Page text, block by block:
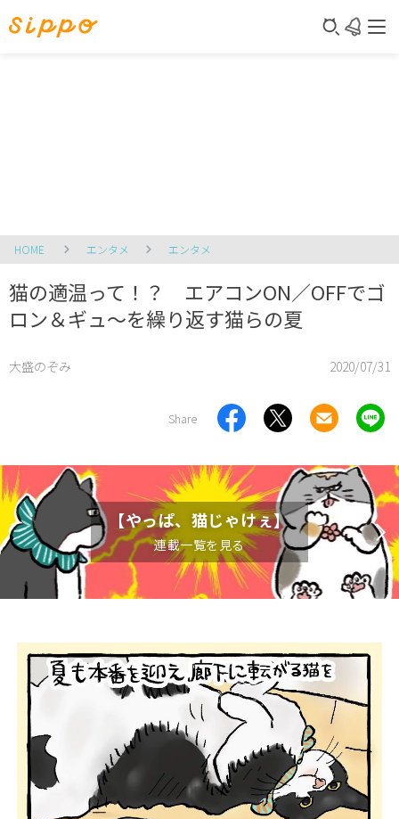
HOME エンタメ エンタメ
猫の適温って！？ エアコンON／OFFでゴ
ロン＆ギュ～を繰り返す猫らの夏
大盛のぞみ 2020/07/31
Share
【やっぱ、猫じゃけぇ】
連載一覧を見る